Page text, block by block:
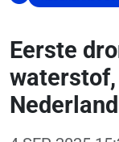
Eerste
Nederland